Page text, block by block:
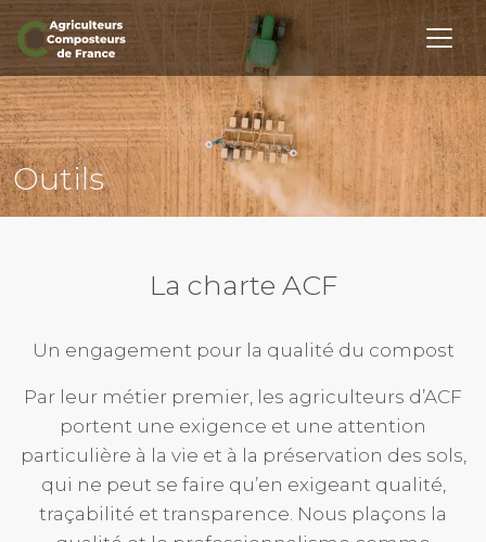
Retourner haut de page
Page d’accueil
Notre Histoire
Nos membres
Outils
Actualités
Contact
Outils
La charte ACF
Un engagement pour la qualité du compost
Par leur métier premier, les agriculteurs d’ACF
portent une exigence et une attention
particulière à la vie et à la préservation des sols,
qui ne peut se faire qu’en exigeant qualité,
traçabilité et transparence. Nous plaçons la